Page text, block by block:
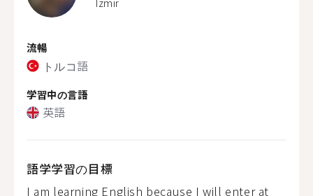
Izmir
流暢
トルコ語
学習中の言語
英語
語学学習の目標
I am learning English because I will enter at